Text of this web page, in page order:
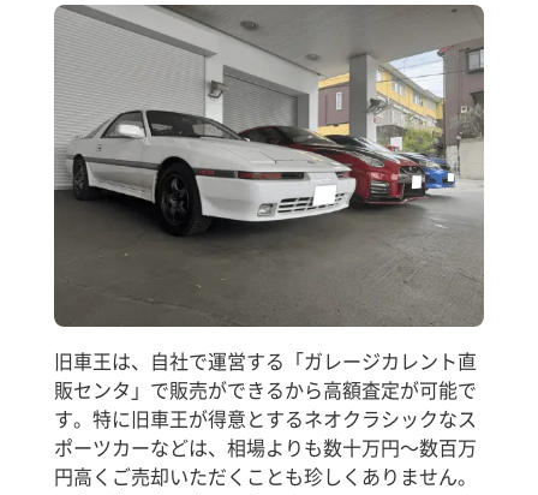
旧車王は、自社で運営する「ガレージカレント直
販センタ」で販売ができるから高額査定が可能で
す。特に旧車王が得意とするネオクラシックなス
ポーツカーなどは、相場よりも数十万円～数百万
円高くご売却いただくことも珍しくありません。